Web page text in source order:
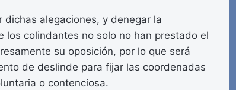
dichas alegaciones, y denegar la
los colindantes no solo no han prestado el
su oposición, por lo que será
de deslinde para fijar las coordenadas
o contenciosa.